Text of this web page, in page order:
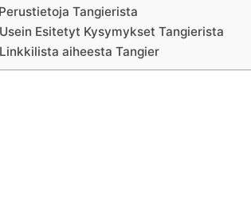
Perustietoja Tangierista
Usein Esitetyt Kysymykset Tangierista
Linkkilista aiheesta Tangier